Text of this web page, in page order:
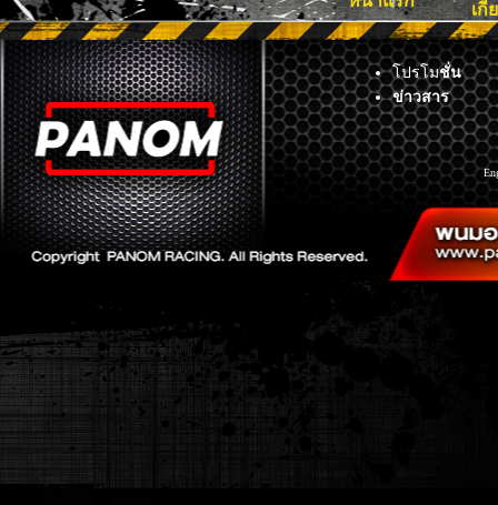
เกี่
โปรโมชั่น
ข่าวสาร